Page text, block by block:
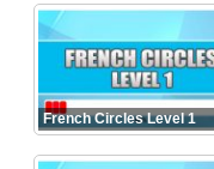
French Circles Level 1